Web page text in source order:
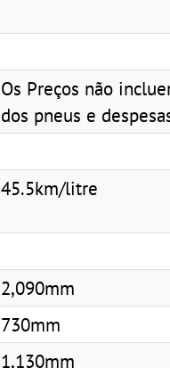
Os Preços não
dos pneus e
45.5km/litre
2,090mm
730mm
1,130mm